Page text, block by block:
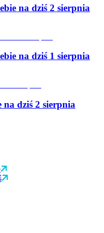
na dziś 2 sierpnia
na dziś 1 sierpnia
dziś 2 sierpnia